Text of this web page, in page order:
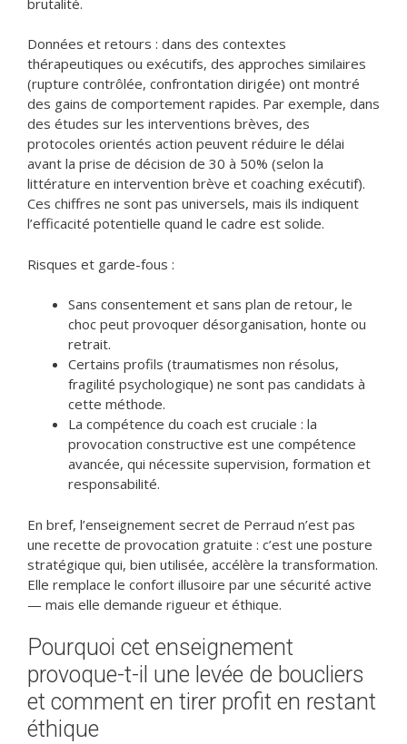
Données et retours : dans des contextes
thérapeutiques ou exécutifs, des approches similaires
(rupture contrôlée, confrontation dirigée) ont montré
des gains de comportement rapides. Par exemple, dans
des études sur les interventions brèves, des
protocoles orientés action peuvent réduire le délai
avant la prise de décision de 30 à 50% (selon la
littérature en intervention brève et coaching exécutif).
Ces chiffres ne sont pas universels, mais ils indiquent
l’efficacité potentielle quand le cadre est solide.
Risques et garde-fous :
Sans consentement et sans plan de retour, le
choc peut provoquer désorganisation, honte ou
retrait.
Certains profils (traumatismes non résolus,
fragilité psychologique) ne sont pas candidats à
cette méthode.
La compétence du coach est cruciale : la
provocation constructive est une compétence
avancée, qui nécessite supervision, formation et
responsabilité.
En bref, l’enseignement secret de Perraud n’est pas
une recette de provocation gratuite : c’est une posture
stratégique qui, bien utilisée, accélère la transformation.
Elle remplace le confort illusoire par une sécurité active
— mais elle demande rigueur et éthique.
Pourquoi cet enseignement
provoque-t-il une levée de boucliers
et comment en tirer profit en restant
éthique